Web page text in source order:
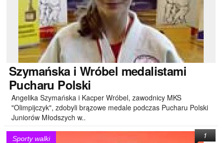
Szymańskai Wróbel medalistami
Pucharu Polski
Angelika Szymańska i Kacper Wróbel, zawodnicy MKS
"Olimpijczyk", zdobyli brązowe medale podczas Pucharu Polski
Juniorów Młodszych w..
Sporty walki 1